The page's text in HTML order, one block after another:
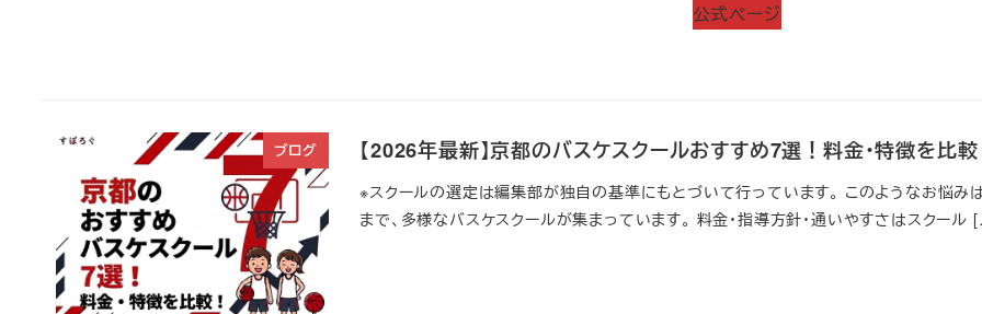
公式ページ
ブログ 【2026年最新】京都のバスケスクールおすすめ7選！料金・特徴を比
※スクールの選定は編集部が独自の基準にもとづいて行っています。 このようなお悩み
まで、多様なバスケスクールが集まっています。 料金・指導方針・通いやすさはスクー